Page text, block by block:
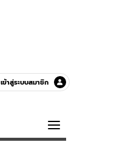
เข้าสู่ระบบสมาชิก